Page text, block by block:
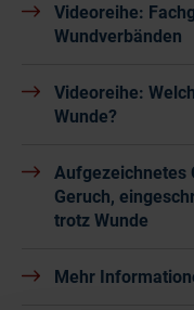
Videoreihe:
Wundverbänden
Videoreihe:
Wunde?
Aufgezeichnetes
Geruch,
trotz Wunde
Mehr